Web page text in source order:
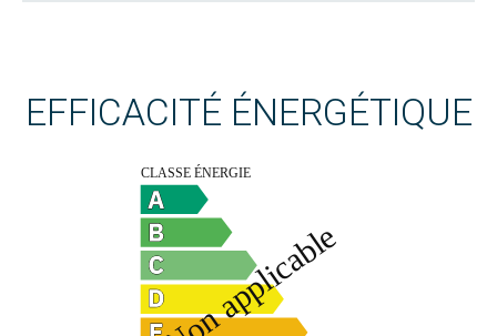
EFFICACITÉ ÉNERGÉTIQUE